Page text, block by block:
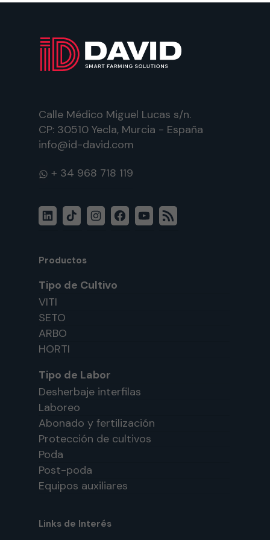
Calle Médico Miguel Lucas s/n.
CP: 30510 Yecla, Murcia - España
info@id-david.com
WhatsApp
LinkedInTikTokInstagram
FacebookYouTube
Feed
RSS
Productos
Tipo de Cultivo
VITI
SETO
ARBO
HORTI
Tipo de Labor
Desherbaje interfilas
Laboreo
Abonado y fertilización
Protección de cultivos
Poda
Post-poda
Equipos auxiliares
Links de Interés